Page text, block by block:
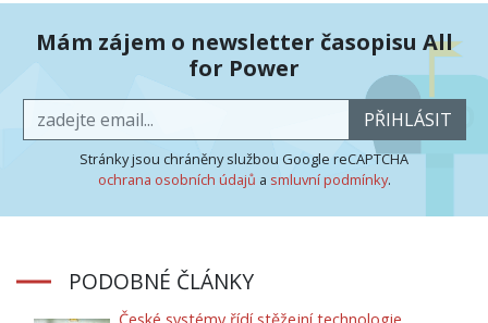
Mám zájem o newsletter časopisu All
for Power
PŘIHLÁSIT
Stránky jsou chráněny službou Google reCAPTCHA
ochrana osobních údajů a smluvní podmínky.
PODOBNÉ ČLÁNKY